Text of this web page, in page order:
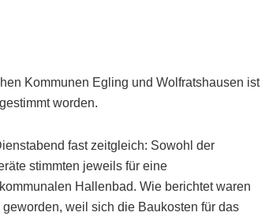
Kommunen Egling und Wolfratshausen ist
worden.
fast zeitgleich: Sowohl der
stimmten jeweils für eine
Hallenbad. Wie berichtet waren
weil sich die Baukosten für das